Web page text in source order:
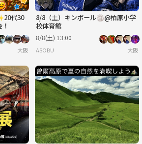
代30
大阪
8/8（土）キンボール🏐@柏原小学
校体育館
8/8(土) 13:00
ASOBU 大阪